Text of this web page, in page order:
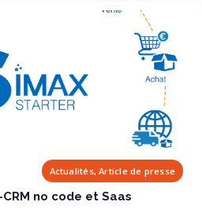
et Saas
Actualités, Article de presse
no code et Saas